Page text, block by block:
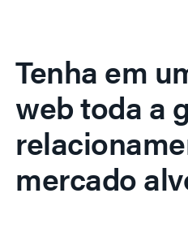
Tenha em
web toda a
mercado